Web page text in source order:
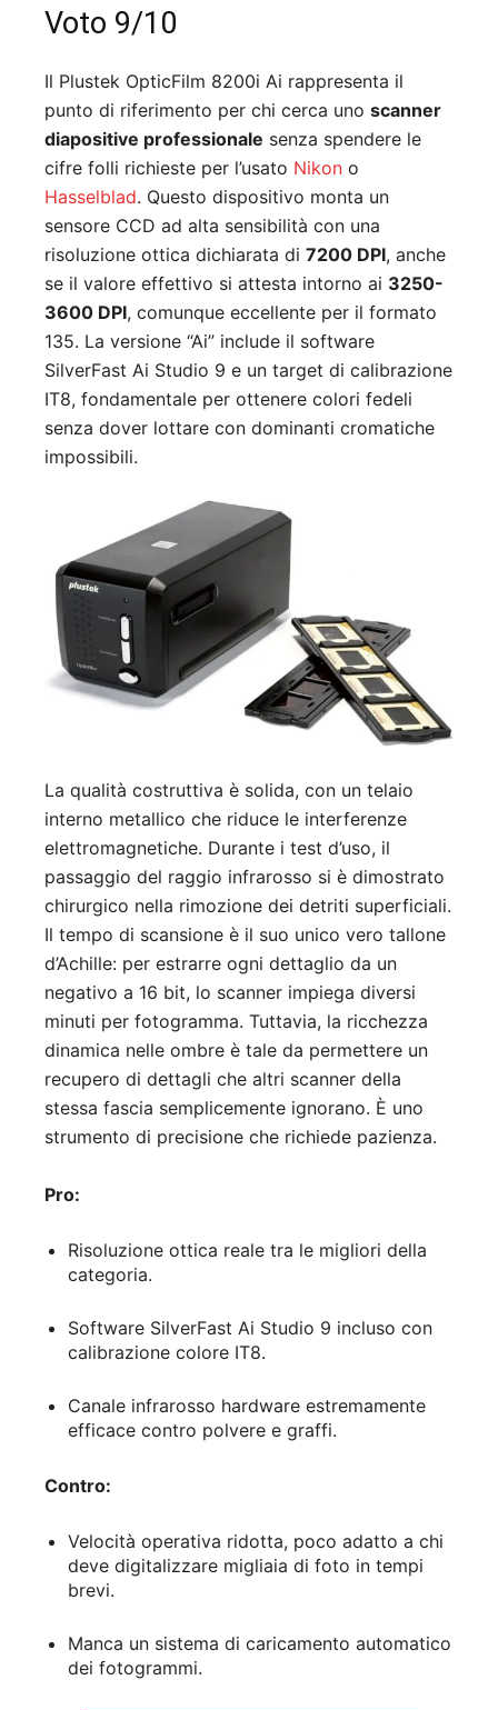
Voto 9/10
Il Plustek OpticFilm 8200i Ai rappresenta il
punto di riferimento per chi cerca uno scanner
diapositive professionale senza spendere le
cifre folli richieste per l’usato Nikon o
Hasselblad. Questo dispositivo monta un
sensore CCD ad alta sensibilità con una
risoluzione ottica dichiarata di 7200 DPI, anche
se il valore effettivo si attesta intorno ai 3250-
3600 DPI, comunque eccellente per il formato
135. La versione “Ai” include il software
SilverFast Ai Studio 9 e un target di calibrazione
IT8, fondamentale per ottenere colori fedeli
senza dover lottare con dominanti cromatiche
impossibili.
La qualità costruttiva è solida, con un telaio
interno metallico che riduce le interferenze
elettromagnetiche. Durante i test d’uso, il
passaggio del raggio infrarosso si è dimostrato
chirurgico nella rimozione dei detriti superficiali.
Il tempo di scansione è il suo unico vero tallone
d’Achille: per estrarre ogni dettaglio da un
negativo a 16 bit, lo scanner impiega diversi
minuti per fotogramma. Tuttavia, la ricchezza
dinamica nelle ombre è tale da permettere un
recupero di dettagli che altri scanner della
stessa fascia semplicemente ignorano. È uno
strumento di precisione che richiede pazienza.
Pro:
Risoluzione ottica reale tra le migliori della
categoria.
Software SilverFast Ai Studio 9 incluso con
calibrazione colore IT8.
Canale infrarosso hardware estremamente
efficace contro polvere e graffi.
Contro:
Velocità operativa ridotta, poco adatto a chi
deve digitalizzare migliaia di foto in tempi
brevi.
Manca un sistema di caricamento automatico
dei fotogrammi.